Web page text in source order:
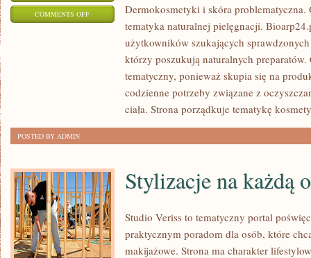
COMMENTS OFFON
PORÓWNANIA
Dermokosmetyki i skóra problematyczna.
tematyka naturalnej pielęgnacji.
użytkowników szukających
którzy poszukują naturalnych preparatów.
tematyczny, ponieważ skupia się na
codzienne potrzeby związane z
ciała. Strona porządkuje tematykę
POSTED BY ADMIN
Stylizacje na każdą
Studio Veriss to tematyczny portal
praktycznym poradom dla osób, które
makijażowe. Strona ma charakter